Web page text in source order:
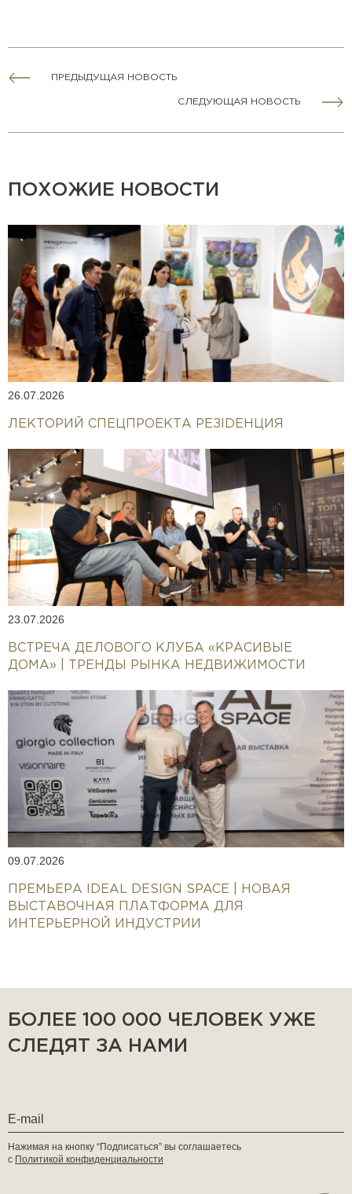
ПРЕДЫДУЩАЯ НОВОСТЬ
СЛЕДУЮЩАЯ НОВОСТЬ
ПОХОЖИЕ НОВОСТИ
26.07.2026
ЛЕКТОРИЙ СПЕЦПРОЕКТА РЕЗIDEНЦИЯ
23.07.2026
ВСТРЕЧА ДЕЛОВОГО КЛУБА «КРАСИВЫЕ
ДОМА» | ТРЕНДЫ РЫНКА НЕДВИЖИМОСТИ
09.07.2026
ПРЕМЬЕРА IDEAL DESIGN SPACE | НОВАЯ
ВЫСТАВОЧНАЯ ПЛАТФОРМА ДЛЯ
ИНТЕРЬЕРНОЙ ИНДУСТРИИ
БОЛЕЕ 100 000 ЧЕЛОВЕК УЖЕ
СЛЕДЯТ ЗА НАМИ
Нажимая на кнопку “Подписаться” вы соглашаетесь
с Политикой конфиденциальности